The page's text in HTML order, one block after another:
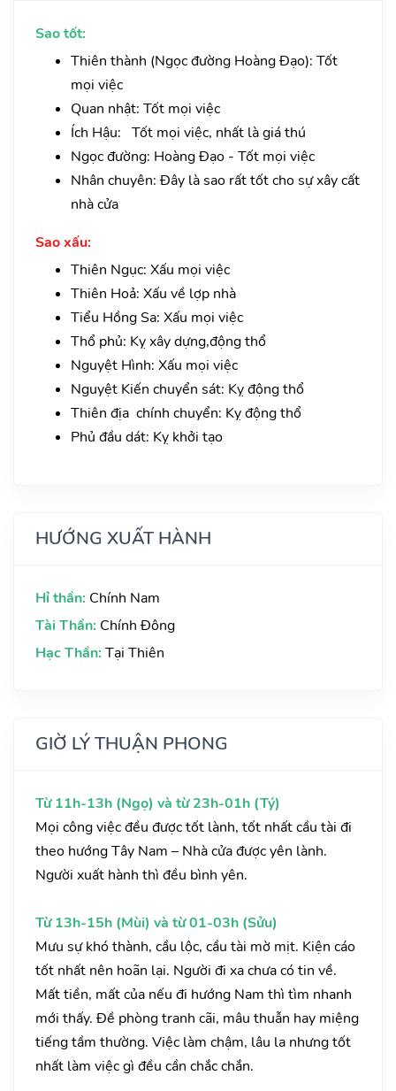
Sao tốt:
Thiên thành (Ngọc đường Hoàng Đạo): Tốt
mọi việc
Quan nhật: Tốt mọi việc
Ích Hậu: Tốt mọi việc, nhất là giá thú
Ngọc đường: Hoàng Đạo - Tốt mọi việc
Nhân chuyên: Đây là sao rất tốt cho sự xây cất
nhà cửa
Sao xấu:
Thiên Ngục: Xấu mọi việc
Thiên Hoả: Xấu về lợp nhà
Tiểu Hồng Sa: Xấu mọi việc
Thổ phủ: Kỵ xây dựng,động thổ
Nguyệt Hình: Xấu mọi việc
Nguyệt Kiến chuyển sát: Kỵ động thổ
Thiên địa chính chuyển: Kỵ động thổ
Phủ đầu dát: Kỵ khởi tạo
HƯỚNG XUẤT HÀNH
Hỉ thần: Chính Nam
Tài Thần: Chính Đông
Hạc Thần: Tại Thiên
GIỜ LÝ THUẬN PHONG
Từ 11h-13h (Ngọ) và từ 23h-01h (Tý)
Mọi công việc đều được tốt lành, tốt nhất cầu tài đi
theo hướng Tây Nam – Nhà cửa được yên lành.
Người xuất hành thì đều bình yên.
Từ 13h-15h (Mùi) và từ 01-03h (Sửu)
Mưu sự khó thành, cầu lộc, cầu tài mờ mịt. Kiện cáo
tốt nhất nên hoãn lại. Người đi xa chưa có tin về.
Mất tiền, mất của nếu đi hướng Nam thì tìm nhanh
mới thấy. Đề phòng tranh cãi, mâu thuẫn hay miệng
tiếng tầm thường. Việc làm chậm, lâu la nhưng tốt
nhất làm việc gì đều cần chắc chắn.